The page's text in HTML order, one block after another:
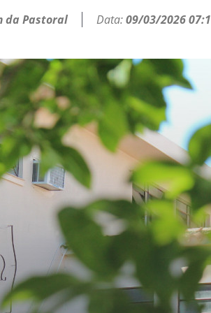
da Pastoral Data:09/03/2026